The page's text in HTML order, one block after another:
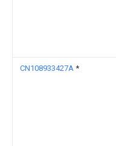
CN108933427A *